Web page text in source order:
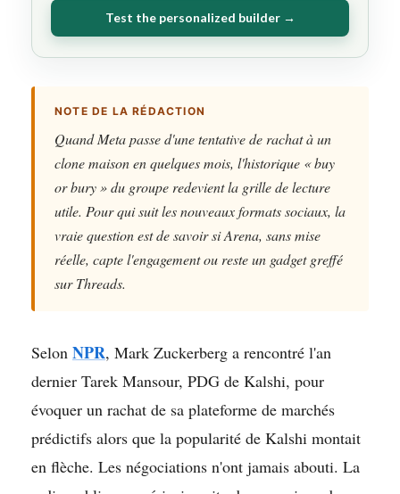
Test the personalized builder →
NOTE DE LA RÉDACTION
Quand Meta passe d'une tentative de rachat à un
clone maison en quelques mois, l'historique « buy
or bury » du groupe redevient la grille de lecture
utile. Pour qui suit les nouveaux formats sociaux, la
vraie question est de savoir si Arena, sans mise
réelle, capte l'engagement ou reste un gadget greffé
sur Threads.
Selon NPR, Mark Zuckerberg a rencontré l'an
dernier Tarek Mansour, PDG de Kalshi, pour
évoquer un rachat de sa plateforme de marchés
prédictifs alors que la popularité de Kalshi montait
en flèche. Les négociations n'ont jamais abouti. La